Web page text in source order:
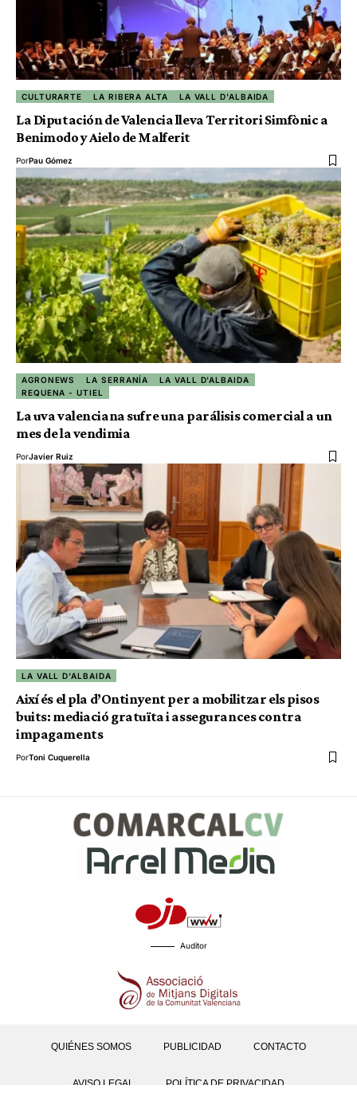
CULTURARTE LA RIBERA ALTA LA VALL D'ALBAIDA
La Diputación de Valencia lleva Territori Simfònic a
Benimodo y Aielo de Malferit
PorPau Gómez
AGRONEWS LA SERRANÍA
LA VALL D'ALBAIDA
REQUENA - UTIEL
La uva valenciana sufre una parálisis comercial a un
mes de la vendimia
PorJavier Ruiz
LA VALL D'ALBAIDA
Així és el pla d’Ontinyent per a mobilitzar els pisos
buits: mediació gratuïta i assegurances contra
impagaments
PorToni Cuquerella
Auditor
QUIÉNES SOMOS PUBLICIDAD CONTACTO
AVISO LEGAL POLÍTICA DE PRIVACIDAD